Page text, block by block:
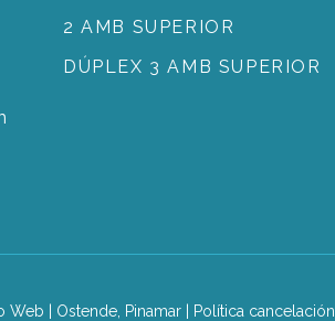
2 AMB SUPERIOR
DÚPLEX 3 AMB SUPERIOR
Web | Ostende, Pinamar | Política cancelación